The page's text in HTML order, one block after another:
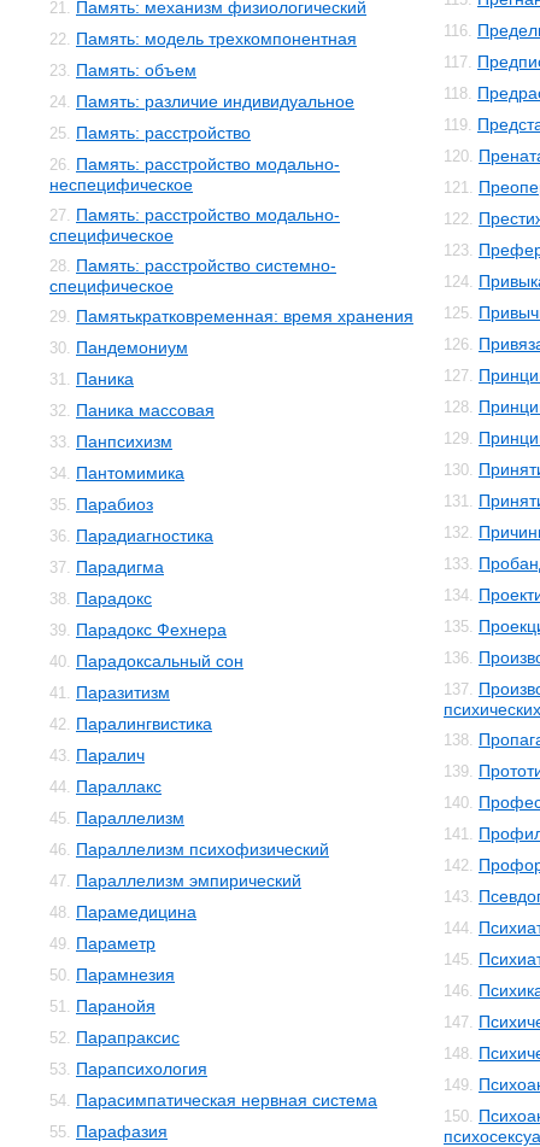
21. Память: механизм физиологический
22. Память: модель трехкомпонентная
23. Память: объем
24. Память: различие индивидуальное
25. Память: расстройство
26. Память: расстройство модально-
неспецифическое
27. Память: расстройство модально-
специфическое
28. Память: расстройство системно-
специфическое
29. Памятькратковременная: время хранения
30. Пандемониум
31. Паника
32. Паника массовая
33. Панпсихизм
34. Пантомимика
35. Парабиоз
36. Парадиагностика
37. Парадигма
38. Парадокс
39. Парадокс Фехнера
40. Парадоксальный сон
41. Паразитизм
42. Паралингвистика
43. Паралич
44. Параллакс
45. Параллелизм
46. Параллелизм психофизический
47. Параллелизм эмпирический
48. Парамедицина
49. Параметр
50. Парамнезия
51. Паранойя
52. Парапраксис
53. Парапсихология
54. Парасимпатическая нервная система
55. Парафазия
116.
117.
118.
119.
120.
121.
122.
123.
124.
125.
126.
127.
128.
129.
130.
131.
132.
133.
134.
135.
136.
137.
138.
139.
140.
141.
142.
143.
144.
145.
146.
147.
148.
149.
150.